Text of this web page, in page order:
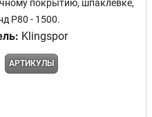
покрытию, шпаклевке,
Р80 - 1500.
Klingspor
АРТИКУЛЫ